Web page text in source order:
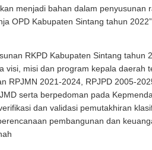
menjadi bahan dalam penyusunan
OPD Kabupaten Sintang tahun
RKPD Kabupaten Sintang tahun
visi, misi dan program kepala daerah
RPJMN 2021-2024, RPJPD 2005-
serta berpedoman pada
dan validasi pemutakhiran
pembangunan dan